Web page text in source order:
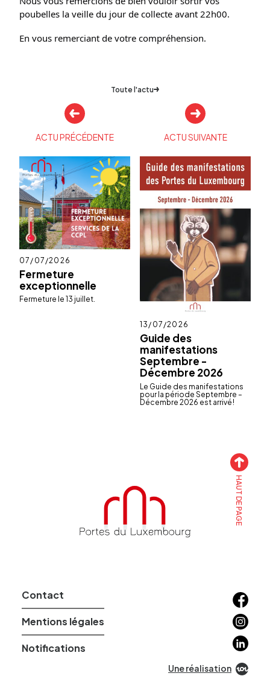
poubelles la veille du jour de collecte avant 22h00.
En vous remer­ciant de votre compré­hen­sion.
Toute l'actu
Autres
actualités
ACTU PRÉCÉDENTE
Fermeture
exceptionnelle
Publié
07/07/2026
Ferme­ture le 13 juillet.
ACTU SUIVANTE
Guide des
manifestations
Septembre -
Décembre 2026
Publié
le
13/07/2026
Le Guide des mani­fes­ta­tions
pour la période Septembre –
Décembre 2026 est arrivé !
HAUT DE PAGE
Contact
Mentions légales
Notifications
Linkedin
Une réalisation